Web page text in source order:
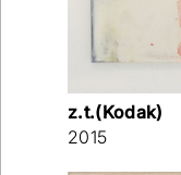
z.t.(Kodak)
2015